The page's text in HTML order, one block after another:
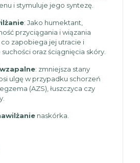
i stymuluje jego syntezę.
: Jako humektant,
przyciągania i wiązania
zapobiega jej utracie i
oraz ściągnięcia skóry.
: zmniejsza stany
ulgę w przypadku schorzeń
(AZS), łuszczyca czy
naskórka.